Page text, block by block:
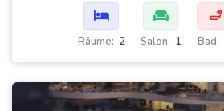
Räume: 2 Salon: 1
🛁
Bad: